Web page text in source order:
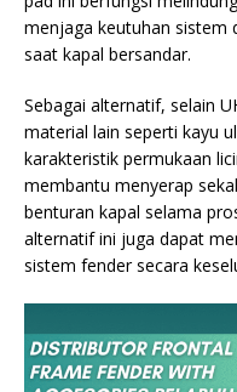
menjaga keutuhan sistem
saat kapal bersandar.
Sebagai alternatif, selain
material lain seperti kayu
karakteristik permukaan
membantu menyerap
benturan kapal selama
alternatif ini juga dapat
sistem fender secara